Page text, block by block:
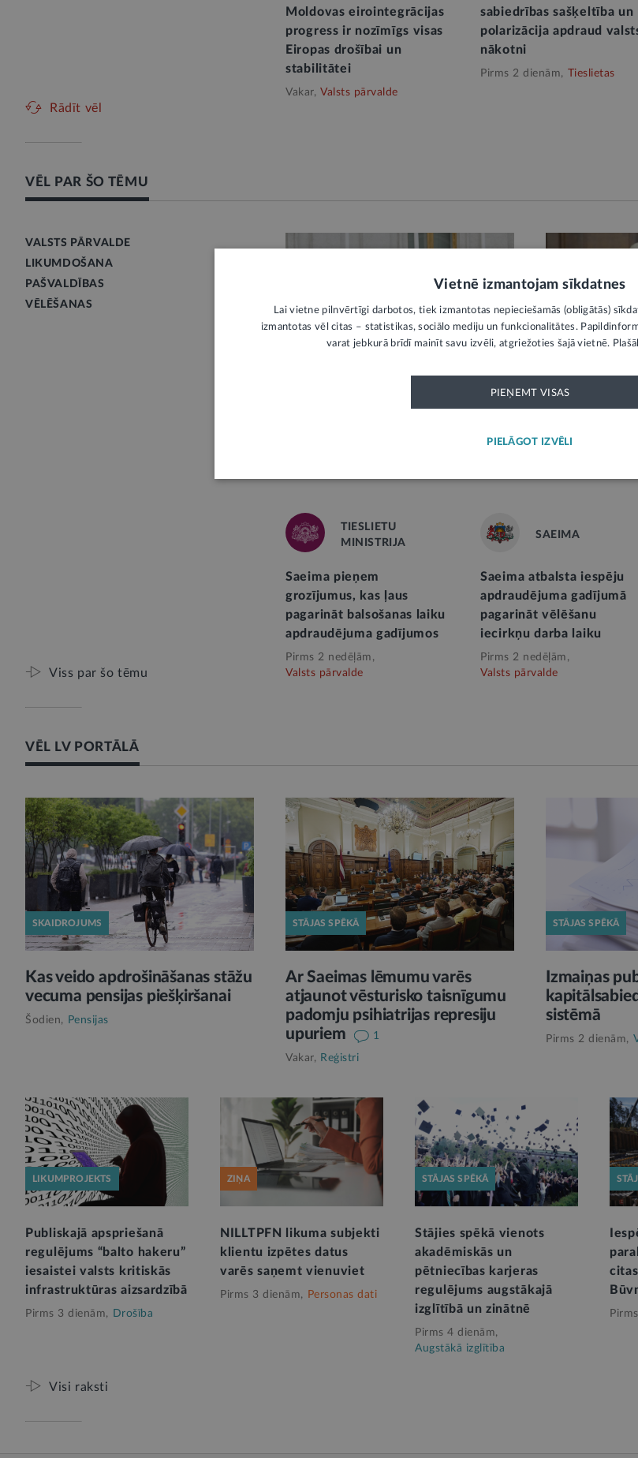
Moldovas eirointegrācijas
progress ir nozīmīgs visas
Eiropas drošībai un
stabilitātei
Vakar, Valsts pārvalde
sabiedrības sašķeltība un
polarizācija apdraud
nākotni
Pirms 2 dienām, Tieslietas
Rādīt vēl
VĒL PAR ŠO TĒMU
VALSTS PĀRVALDE
LIKUMDOŠANA
PAŠVALDĪBAS
VĒLĒŠANAS
Ievieš ārvalstu militārās darbības
Valsts
TIESLIETU
MINISTRIJA
Saeima pieņem
grozījumus, kas ļaus
pagarināt balsošanas laiku
apdraudējuma gadījumos
Pirms 2 nedēļām,
Valsts pārvalde
SAEIMA
Saeima atbalsta iespēju
apdraudējuma gadījumā
pagarināt vēlēšanu
iecirkņu darba laiku
Pirms 2 nedēļām,
Valsts pārvalde
Viss par šo tēmu
VĒL LV PORTĀLĀ
SKAIDROJUMS
Kas veido apdrošināšanas stāžu
vecuma pensijas piešķiršanai
Šodien, Pensijas
STĀJAS SPĒKĀ
Ar Saeimas lēmumu varēs
atjaunot vēsturisko taisnīgumu
padomju psihiatrijas represiju
upuriem
1
Vakar, Reģistri
STĀJAS SPĒKĀ
Izmaiņas
sistēmā
Pirms 2 dienām,
LIKUMPROJEKTS
Publiskajā apspriešanā
regulējums “balto hakeru”
iesaistei valsts kritiskās
infrastruktūras aizsardzībā
Pirms 3 dienām, Drošība
ZIŅA
NILLTPFN likuma subjekti
klientu izpētes datus
varēs saņemt vienuviet
Pirms 3 dienām, Personas dati
STĀJAS SPĒKĀ
Stājies spēkā vienots
akadēmiskās un
pētniecības karjeras
regulējums augstākajā
izglītībā un zinātnē
Pirms 4 dienām,
Augstākā izglītība
Visi raksti
Vietnē izmantojam sīkdatnes
Lai vietne pilnvērtīgi darbotos, tiek izmantotas nepieciešamās (obligātās)
izmantotas vēl citas – statistikas, sociālo mediju un funkcionalitātes.
varat jebkurā brīdī mainīt savu izvēli, atgriežoties šajā vietnē.
PIEŅEMT VISAS
PIELĀGOT IZVĒLI